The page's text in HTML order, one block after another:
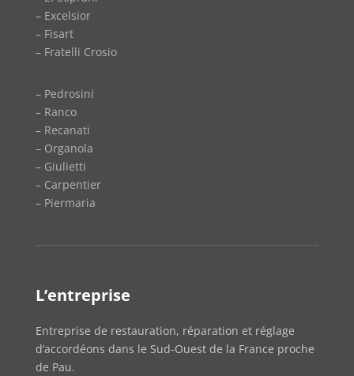
– Excelsior
– Fisart
– Fratelli Crosio
– Pedrosini
– Ranco
– Recanati
– Organola
– Giulietti
– Carpentier
– Piermaria
L’entreprise
Entreprise de restauration, réparation et réglage
d’accordéons dans le Sud-Ouest de la France proche
de Pau.